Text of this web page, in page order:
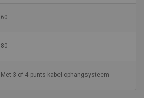
60
80
Met 3 of 4 punts kabel-ophangsysteem